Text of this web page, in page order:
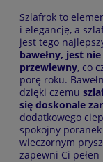
Szlafrok to
i elegancję, a
jest tego
bawełny, jest
przewiewny, co
porę roku.
dzięki czemu
się doskonale
dodatkowego
spokojny
wieczornym
zapewni Ci